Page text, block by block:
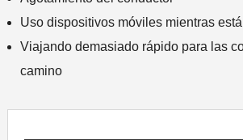
Uso dispositivos móviles mientras
Viajando demasiado rápido para las
camino